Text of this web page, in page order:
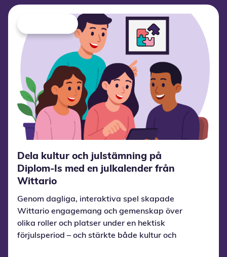
Dela kultur och julstämning på
Diplom-Is med en julkalender från
Wittario
Genom dagliga, interaktiva spel skapade
Wittario engagemang och gemenskap över
olika roller och platser under en hektisk
förjulsperiod – och stärkte både kultur och